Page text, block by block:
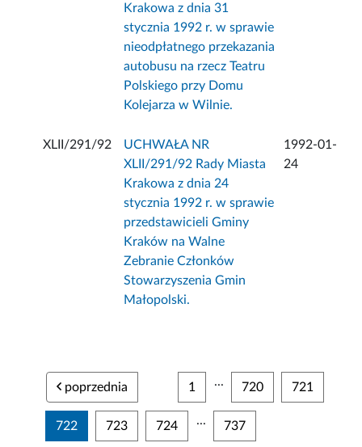
Krakowa z dnia 31
stycznia 1992 r. w sprawie
nieodpłatnego przekazania
autobusu na rzecz Teatru
Polskiego przy Domu
Kolejarza w Wilnie.
XLII/291/92
UCHWAŁA NR
XLII/291/92 Rady Miasta
Krakowa z dnia 24
stycznia 1992 r. w sprawie
przedstawicieli Gminy
Kraków na Walne
Zebranie Członków
Stowarzyszenia Gmin
Małopolski.
1992-01-
24
poprzednia 1 ... 720 721
722 723 724 ... 737